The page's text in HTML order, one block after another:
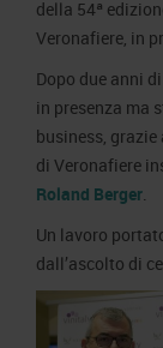
della 54ª
Veronafiere, in
Dopo due anni
in presenza ma
business,
di Veronafiere
Roland Berger.
Un lavoro
dall’ascolto di